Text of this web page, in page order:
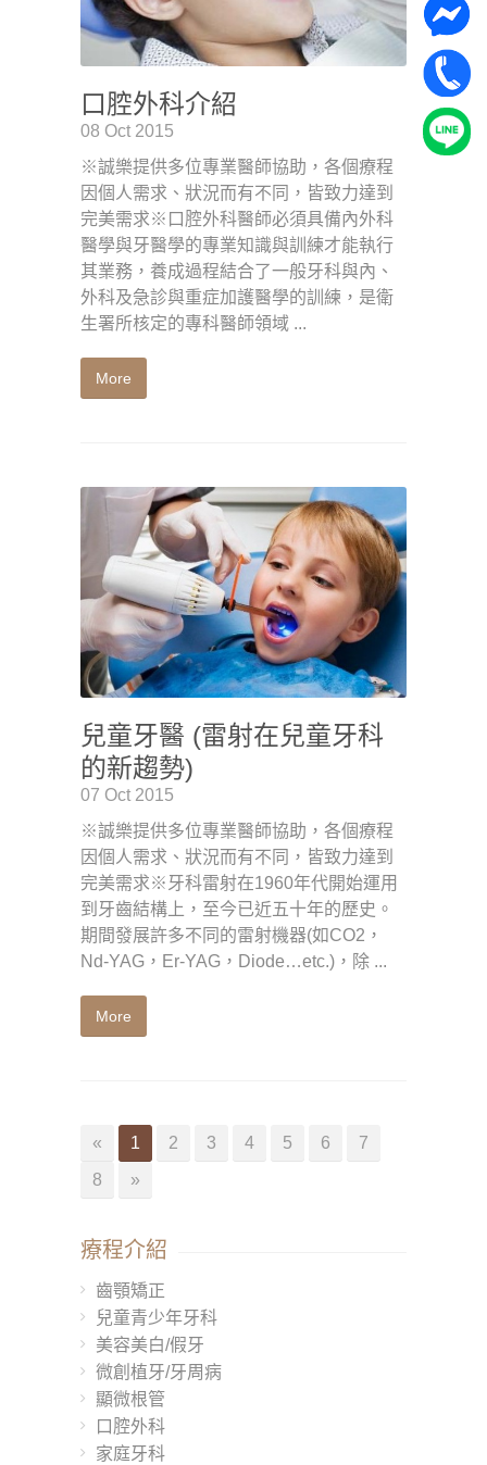
口腔外科介紹
08 Oct 2015
※誠樂提供多位專業醫師協助，各個療程
因個人需求、狀況而有不同，皆致力達到
完美需求※口腔外科醫師必須具備內外科
醫學與牙醫學的專業知識與訓練才能執行
其業務，養成過程結合了一般牙科與內、
外科及急診與重症加護醫學的訓練，是衛
生署所核定的專科醫師領域 ...
More
兒童牙醫 (雷射在兒童牙科
的新趨勢)
07 Oct 2015
※誠樂提供多位專業醫師協助，各個療程
因個人需求、狀況而有不同，皆致力達到
完美需求※牙科雷射在1960年代開始運用
到牙齒結構上，至今已近五十年的歷史。
期間發展許多不同的雷射機器(如CO2，
Nd-YAG，Er-YAG，Diode…etc.)，除 ...
More
« 1 2 3 4 5 6
7
8
»
療程介紹
齒顎矯正
兒童青少年牙科
美容美白/假牙
微創植牙/牙周病
顯微根管
口腔外科
家庭牙科